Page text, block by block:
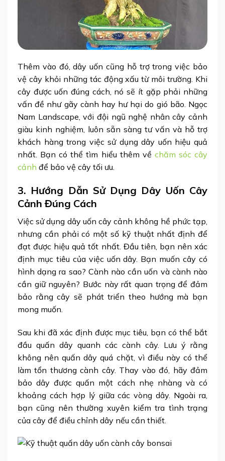
Thêm vào đó, dây uốn cũng hỗ trợ trong việc bảo
vệ cây khỏi những tác động xấu từ môi trường. Khi
cây được uốn đúng cách, nó sẽ ít gặp phải những
vấn đề như gãy cành hay hư hại do gió bão. Ngọc
Nam Landscape, với đội ngũ nghệ nhân cây cảnh
giàu kinh nghiệm, luôn sẵn sàng tư vấn và hỗ trợ
khách hàng trong việc sử dụng dây uốn hiệu quả
nhất. Bạn có thể tìm hiểu thêm về chăm sóc cây
cảnh để bảo vệ cây tối ưu.
3. Hướng Dẫn Sử Dụng Dây Uốn Cây
Cảnh Đúng Cách
Việc sử dụng dây uốn cây cảnh không hề phức tạp,
nhưng cần phải có một số kỹ thuật nhất định để
đạt được hiệu quả tốt nhất. Đầu tiên, bạn nên xác
định mục tiêu của việc uốn dây. Bạn muốn cây có
hình dạng ra sao? Cành nào cần uốn và cành nào
cần giữ nguyên? Bước này rất quan trọng để đảm
bảo rằng cây sẽ phát triển theo hướng mà bạn
mong muốn.
Sau khi đã xác định được mục tiêu, bạn có thể bắt
đầu quấn dây quanh các cành cây. Lưu ý rằng
không nên quấn dây quá chặt, vì điều này có thể
làm tổn thương cành cây. Thay vào đó, hãy đảm
bảo dây được quấn một cách nhẹ nhàng và có
khoảng cách hợp lý giữa các vòng dây. Ngoài ra,
bạn cũng nên thường xuyên kiểm tra tình trạng
của cây để điều chỉnh dây nếu cần thiết.